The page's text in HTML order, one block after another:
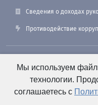
Сведения о доходах
Противодействие
190121, Санкт-
+7 (812) 495-26-48
Мы используем
технологии.
соглашаетесь с